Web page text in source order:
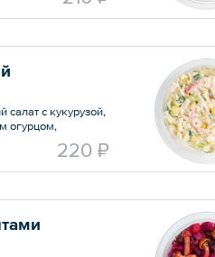
салат с кукурузой,
огурцом,
220 ₽